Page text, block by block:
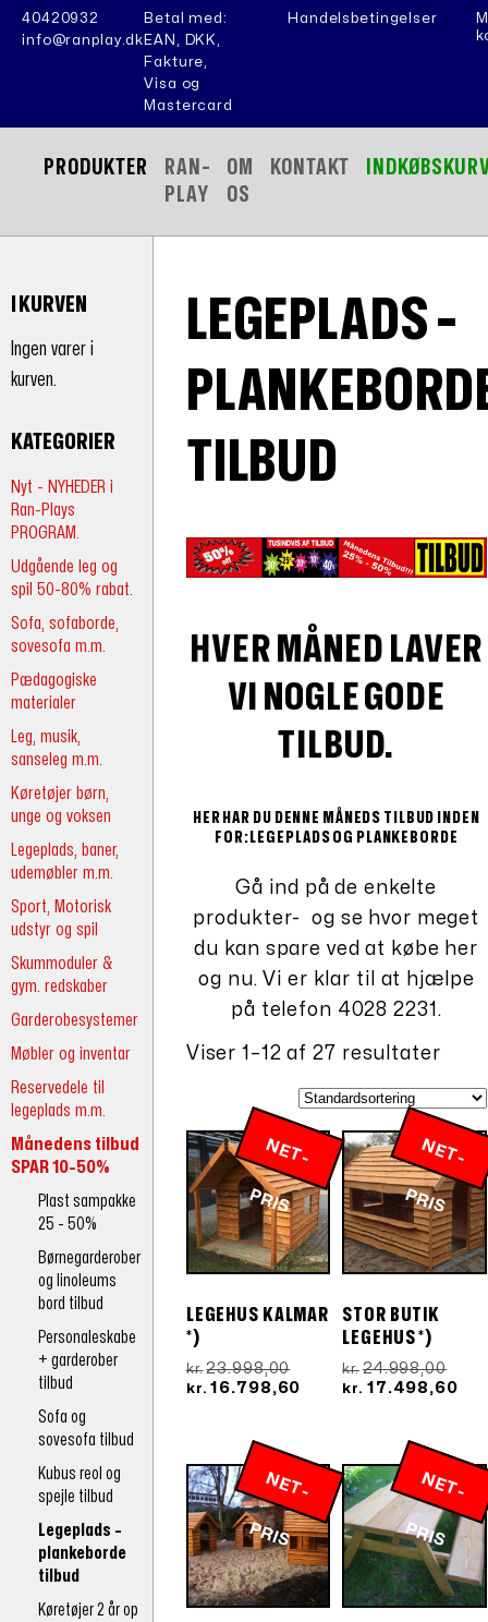
40420932
info@ranplay.dk
Betal med:
EAN, DKK,
Fakture,
Visa og
Mastercard
Handelsbetingelser
PRODUKTER
RAN-
PLAY
OM
OS
KONTAKT
I KURVEN
Ingen varer i
kurven.
KATEGORIER
Nyt - NYHEDER i
Ran-Plays
PROGRAM.
Udgående leg og
spil 50-80% rabat.
Sofa, sofaborde,
sovesofa m.m.
Pædagogiske
materialer
Leg, musik,
sanseleg m.m.
Køretøjer børn,
unge og voksen
Legeplads, baner,
udemøbler m.m.
Sport, Motorisk
udstyr og spil
Skummoduler &
gym. redskaber
Garderobesystemer
Møbler og inventar
Reservedele til
legeplads m.m.
Månedens tilbud
SPAR 10-50%
Plast sampakke
25 - 50%
Børnegarderober
og linoleums
bord tilbud
Personaleskabe
+ garderober
tilbud
Sofa og
sovesofa tilbud
Kubus reol og
spejle tilbud
Legeplads -
plankeborde
tilbud
Køretøjer 2 år op
LEGEPLADS -
TILBUD
HVER MÅNED LAVER
VI NOGLE GODE
TILBUD.
HER HAR DU DENNE MÅNEDS TILBUD INDEN
FOR:LEGEPLADS OG PLANKEBORDE
Gå ind på de enkelte
produkter- og se hvor meget
du kan spare ved at købe her
og nu. Vi er klar til at hjælpe
på telefon 4028 2231.
Viser 1–12 af 27 resultater
N
E
T
-
P
R
IS
LEGEHUS KALMAR
*)
kr. 23.998,00Den
oprindelige
kr. 16.798,60
kr.16.798,60.
N
E
T
-
P
R
IS
STOR BUTIK
LEGEHUS *)
kr. 24.998,00Den
kr. 17.498,60
N
E
T
-
P
R
IS
N
E
T
-
P
R
IS